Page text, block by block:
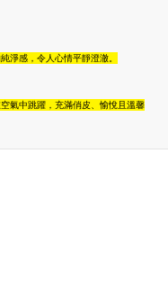
淨感，令人心情平靜澄澈。
氣中跳躍，充滿俏皮、愉悅且溫馨